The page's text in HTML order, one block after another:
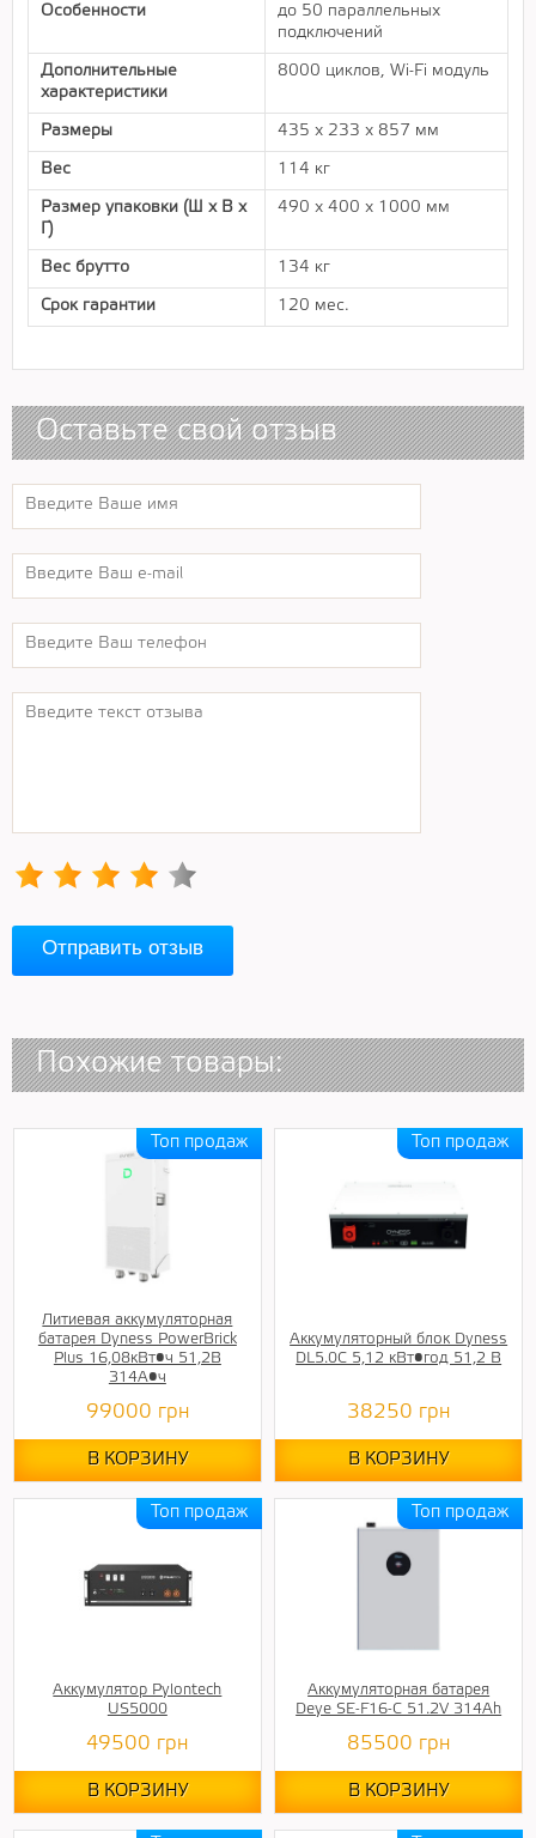
Особенности
до 50 параллельных
подключений
Дополнительные
характеристики
8000 циклов, Wi-Fi модуль
Размеры 435 х 233 х 857 мм
Вес 114 кг
Размер упаковки (Ш х В х
Г)
490 x 400 x 1000 мм
Вес брутто 134 кг
Срок гарантии 120 мес.
Оставьте свой отзыв
Отправить отзыв
Похожие товары:
Литиевая аккумуляторная
батарея Dyness PowerBrick
Plus 16,08кВт•ч 51,2В
314А•ч
99000 грн
В КОРЗИНУ
Аккумуляторный блок Dyness
DL5.0C 5,12 кВт•год 51,2 В
38250 грн
В КОРЗИНУ
Аккумулятор Pylontech
US5000
49500 грн
В КОРЗИНУ
Аккумуляторная батарея
Deye SE-F16-С 51.2V 314Ah
85500 грн
В КОРЗИНУ